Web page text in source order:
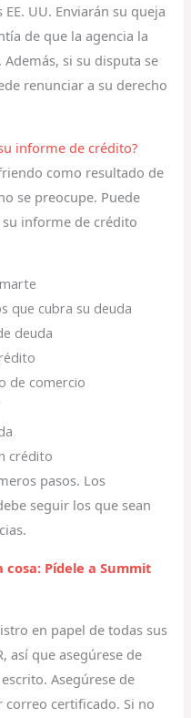
UU. Enviarán su queja
de que la agencia la
si su disputa se
renunciar a su derecho
informe de crédito?
como resultado de
se preocupe. Puede
informe de crédito
que cubra su deuda
deuda
de comercio
crédito
pasos. Los
seguir los que sean
Pídele a Summit
en papel de todas sus
así que asegúrese de
Asegúrese de
correo certificado. Si no